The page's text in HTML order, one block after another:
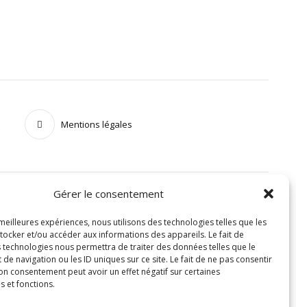
Gérer le consentement
expériences, nous utilisons des technologies telles que les
et/ou accéder aux informations des appareils. Le fait de
technologies nous permettra de traiter des données telles que le
navigation ou les ID uniques sur ce site. Le fait de ne pas consentir
consentement peut avoir un effet négatif sur certaines
et fonctions.
Mentions légales